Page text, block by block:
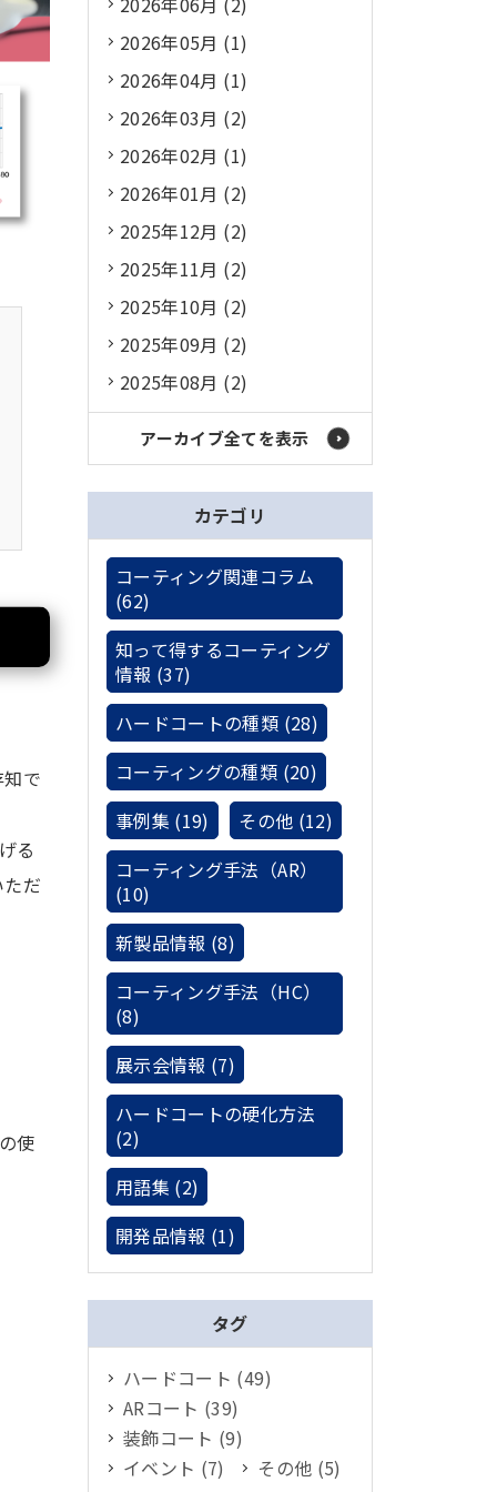
で
る
だ
使
2026年05月 (1)
2026年04月 (1)
2026年03月 (2)
2026年02月 (1)
2026年01月 (2)
2025年12月 (2)
2025年11月 (2)
2025年10月 (2)
2025年09月 (2)
2025年08月 (2)
アーカイブ全てを表示
カテゴリ
コーティング関連コラム
(62)
知って得するコーティング
情報 (37)
ハードコートの種類 (28)
コーティングの種類 (20)
事例集 (19)
その他 (12)
コーティング手法（AR）
(10)
新製品情報 (8)
コーティング手法（HC）
(8)
展示会情報 (7)
ハードコートの硬化方法
(2)
用語集 (2)
開発品情報 (1)
タグ
ハードコート (49)
ARコート (39)
装飾コート (9)
イベント (7)
その他 (5)